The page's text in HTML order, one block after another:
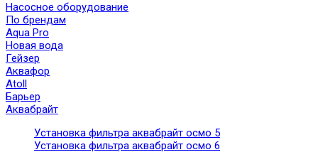
Насосное оборудование
По брендам
Aqua Pro
Новая вода
Гейзер
Аквафор
Atoll
Барьер
Аквабрайт
Установка фильтра аквабрайт осмо 5
Установка фильтра аквабрайт осмо 6